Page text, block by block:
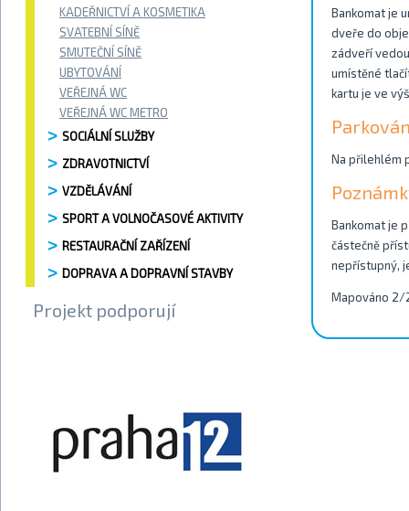
KADEŘNICTVÍ A KOSMETIKA
SVATEBNÍ SÍNĚ
SMUTEČNÍ SÍNĚ
UBYTOVÁNÍ
VEŘEJNÁ WC
VEŘEJNÁ WC METRO
SOCIÁLNÍ SLUŽBY
ZDRAVOTNICTVÍ
VZDĚLÁVÁNÍ
SPORT A VOLNOČASOVÉ AKTIVITY
RESTAURAČNÍ ZAŘÍZENÍ
DOPRAVA A DOPRAVNÍ STAVBY
Projekt podporují
Bankomat je
dveře do
zádveří
umístěné
kartu je ve
Na přilehlém
Bankomat je
částečně
nepřístupný,
Mapováno 2/